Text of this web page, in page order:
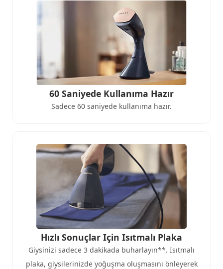
60 Saniyede Kullanıma Hazır
Sadece 60 saniyede kullanıma hazır.
Hızlı Sonuçlar Için Isıtmalı Plaka
Giysinizi sadece 3 dakikada buharlayın**. Isıtmalı
plaka, giysilerinizde yoğuşma oluşmasını önleyerek